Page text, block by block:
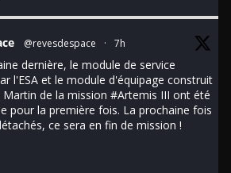
@revesdespace · 7h
dernière, le module de service
l'ESA et le module d'équipage construit
de la mission #Artemis III ont été
pour la première fois. La prochaine fois
ce sera en fin de mission !